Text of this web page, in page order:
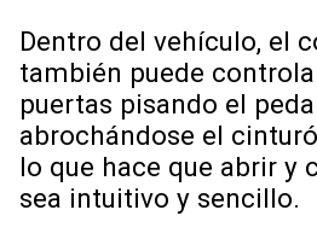
Dentro del vehículo, el
también puede
puertas pisando el
abrochándose el
lo que hace que abrir y
sea intuitivo y sencillo.